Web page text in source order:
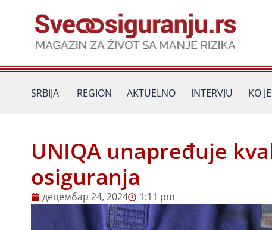
SRBIJA REGION AKTUELNO INTERVJU KO
UNIQA unapređuje
osiguranja
децембар 24, 2024 1:11 pm